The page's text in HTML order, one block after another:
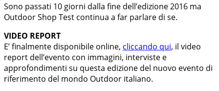
Sono passati 10 giorni dalla fine dell’edizione 2016 ma
Outdoor Shop Test continua a far parlare di se.
VIDEO REPORT
E’ finalmente disponibile online, cliccando qui, il video
report dell’evento con immagini, interviste e
approfondimenti su questa edizione del nuovo evento di
riferimento del mondo Outdoor italiano.